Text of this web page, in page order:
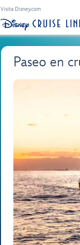
Visita Disney.com
Paseo en